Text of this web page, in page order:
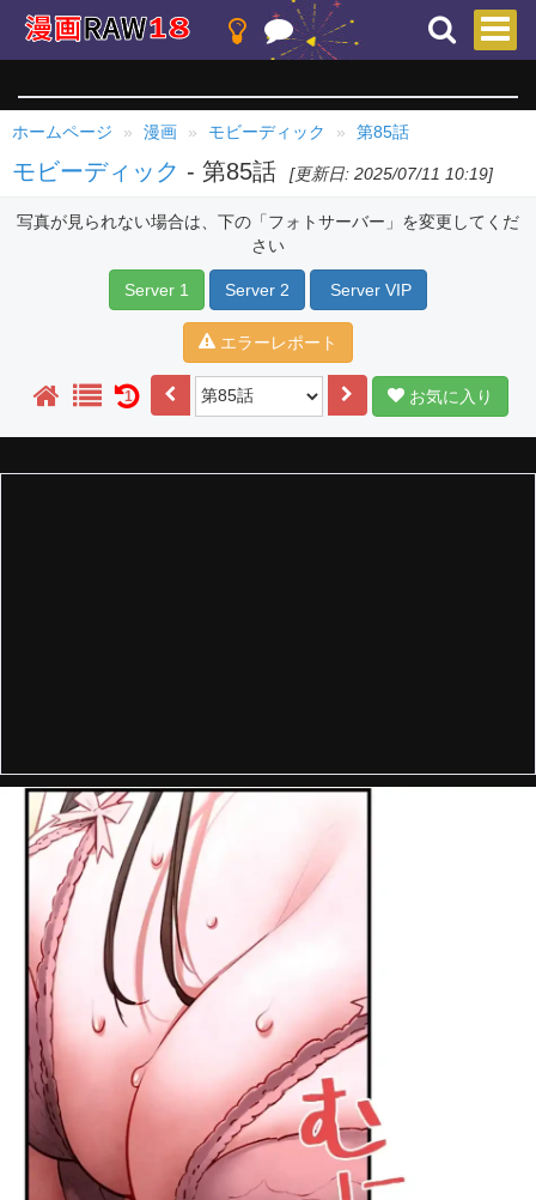
ホームページ 漫画 モビーディック 第85話
モビーディック - 第85話 [更新日: 2025/07/11 10:19]
写真が見られない場合は、下の「フォトサーバー」を変更してくだ
さい
Server 1 Server 2 Server VIP
エラーレポート
1 お気に入り